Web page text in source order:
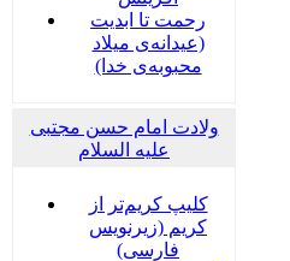
رحمت تا ابدیت
(عیدانه‌ی میلاد
محبوبه‌ی خدا)
ولادت امام حسن مجتبی
علیه السلام
کلیپ کریم‌تر از
کریم (زیرنویس
فارسی)